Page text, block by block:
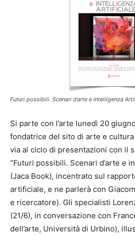
Futuri possibili. Scenari d’arte e Intelligenza
Si parte con l’arte lunedì 20
fondatrice del sito di arte e cultura
via al ciclo di presentazioni con il
“Futuri possibili. Scenari d’arte e
(Jaca Book), incentrato sul
artificiale, e ne parlerà con
e ricercatore). Gli specialisti
(21/6), in conversazione con
dell’arte, Università di Urbino),